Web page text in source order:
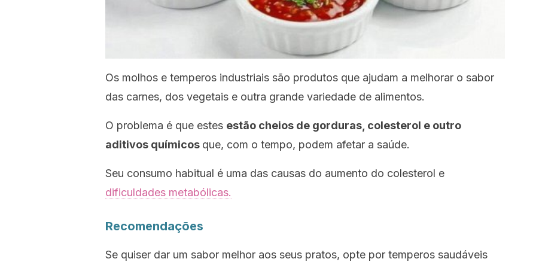
Os molhos e temperos industriais são produtos que ajudam a melhorar o sabor
das carnes, dos vegetais e outra grande variedade de alimentos.
O problema é que estes estão cheios de gorduras, colesterol e outro
aditivos químicos que, com o tempo, podem afetar a saúde.
Seu consumo habitual é uma das causas do aumento do colesterol e
dificuldades metabólicas.
Recomendações
Se quiser dar um sabor melhor aos seus pratos, opte por temperos saudáveis